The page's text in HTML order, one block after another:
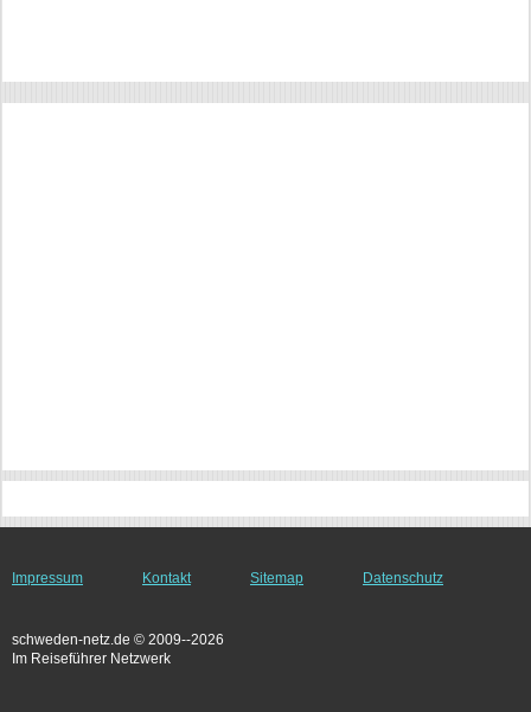
Impressum Kontakt Sitemap Datenschutz
schweden-netz.de © 2009--2026
Im Reiseführer Netzwerk